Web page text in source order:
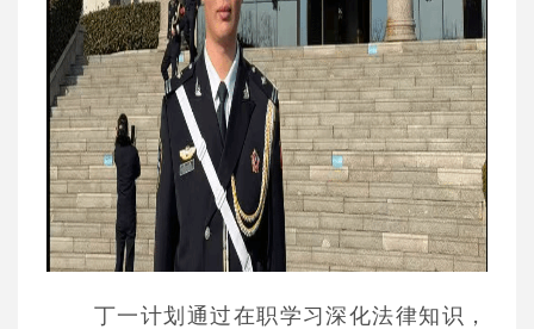
丁一计划通过在职学习深化法律知识，